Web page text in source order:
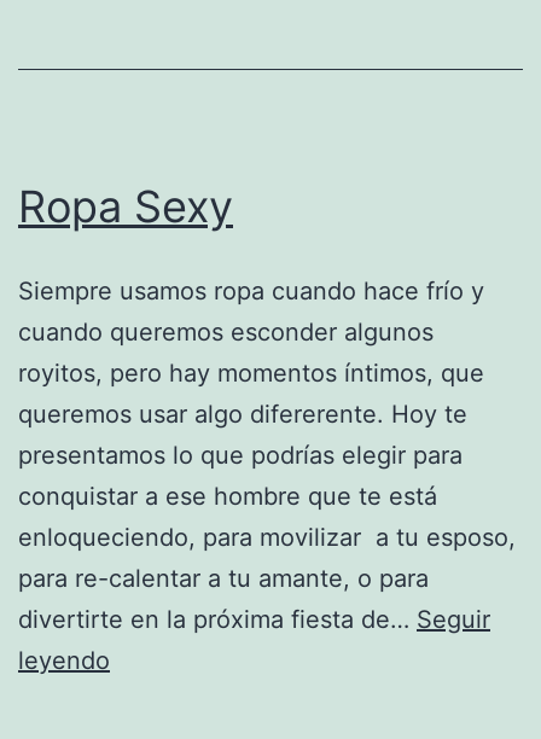
para
Ropa Sexy
Siempre usamos ropa cuando hace frío y
cuando queremos esconder algunos
royitos, pero hay momentos íntimos, que
queremos usar algo difererente. Hoy te
presentamos lo que podrías elegir para
conquistar a ese hombre que te está
enloqueciendo, para movilizar a tu esposo,
para re-calentar a tu amante, o para
divertirte en la próxima fiesta de… Seguir
leyendo